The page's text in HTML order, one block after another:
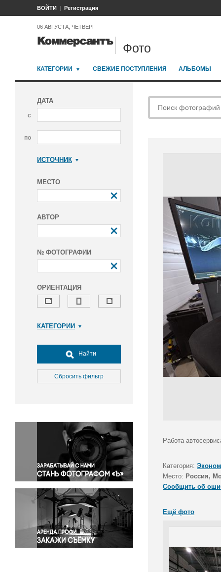
ВОЙТИ Регистрация
06 АВГУСТА, ЧЕТВЕРГ
Фото
КАТЕГОРИИ СВЕЖИЕ ПОСТУПЛЕНИЯ АЛЬБОМЫ
ДАТА
с
по
ИСТОЧНИК
МЕСТО
АВТОР
№ ФОТОГРАФИИ
ОРИЕНТАЦИЯ
КАТЕГОРИИ
Досуг, туризм и отдых
Культура
Медицина
Окружающая среда
Политика
Правосудие
Происшествия и конфликты
Религия
Светская жизнь
Спорт
Экология
Экономика и бизнес
Найти
Сбросить фильтр
Работа
Категория:
Место: Россия,
Сообщить об
Ещё фото